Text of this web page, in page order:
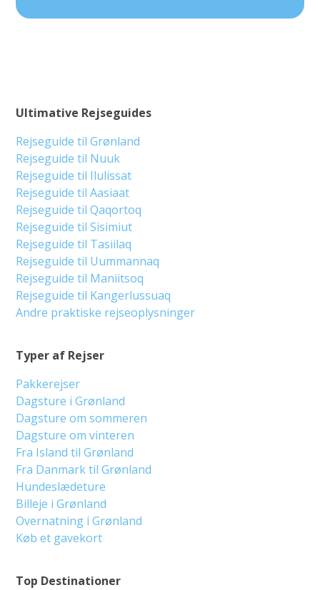
Top Destinationer
Typer af Rejser
Pakkerejser
Dagsture i Grønland
Dagsture om sommeren
Dagsture om vinteren
Fra Island til Grønland
Fra Danmark til Grønland
Hundeslædeture
Billeje i Grønland
Overnatning i Grønland
Køb et gavekort
Ultimative Rejseguides
Rejseguide til Grønland
Rejseguide til Nuuk
Rejseguide til Ilulissat
Rejseguide til Aasiaat
Rejseguide til Qaqortoq
Rejseguide til Sisimiut
Rejseguide til Tasiilaq
Rejseguide til Uummannaq
Rejseguide til Maniitsoq
Rejseguide til Kangerlussuaq
Andre praktiske rejseoplysninger